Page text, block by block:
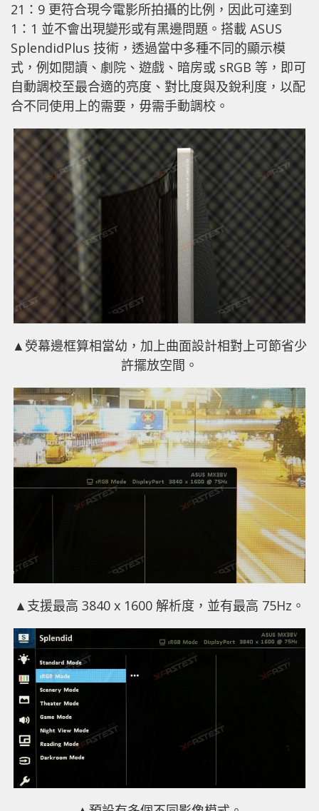
21：9 更符合現今電影所拍攝的比例，因此可達到
1：1 並不會出現變形或有黑邊問題。搭載 ASUS
SplendidPlus 技術，透過當中多種不同的顯示模
式，例如閱讀、劇院、遊戲、暗房或 sRGB 等，即可
自動調校至最合適的亮度、對比度與及銳利度，以配
合不同使用上的需要，毋需手動調校。
▲熒幕邊框算相當幼，加上曲面設計相對上可節省少
許擺放空間。
▲支援最高 3840 x 1600 解析度，並有最高 75Hz。